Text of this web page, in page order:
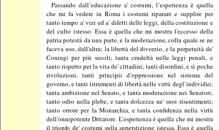
Passando dall’educazione a' costumi, l’esperienza è quella
che mi fa vedere in Roma i costumi riparare e supplire per
tanto tempo a' vizi ed a' difetti delle leggi, della costituzione e
del culto istesso. Essa è quella che mi mostra l'eccesso della
patria potestà da una parte, e la moderazione, colla quale se ne
faceva uso, dall'altra; la libertà del divorzio, e la perpetuità de'
Coniugi per più secoli; tanta crudeltà nelle leggi penali, e
tanto rispetto per la vita de' cittadini; tanti disordini, e sì poche
rivoluzioni, tanti principii d’oppressione nel sistema del
governo, e tanti istrumenti di libertà nelle virtù degl’individui;
tanta ambizione nel Senato, e tanta moderazione nei Senatori;
tanto odio nella plebe, e tanta dolcezza ne' suoi risentimenti;
tanto orrore per la Monarchia, e tanta confidenza nella virtù
dell’onnipotente Dittatore. L’esperienza è quella che mi mostra
il trionfo de' costumi sulla superstizione istessa. Essa è quella